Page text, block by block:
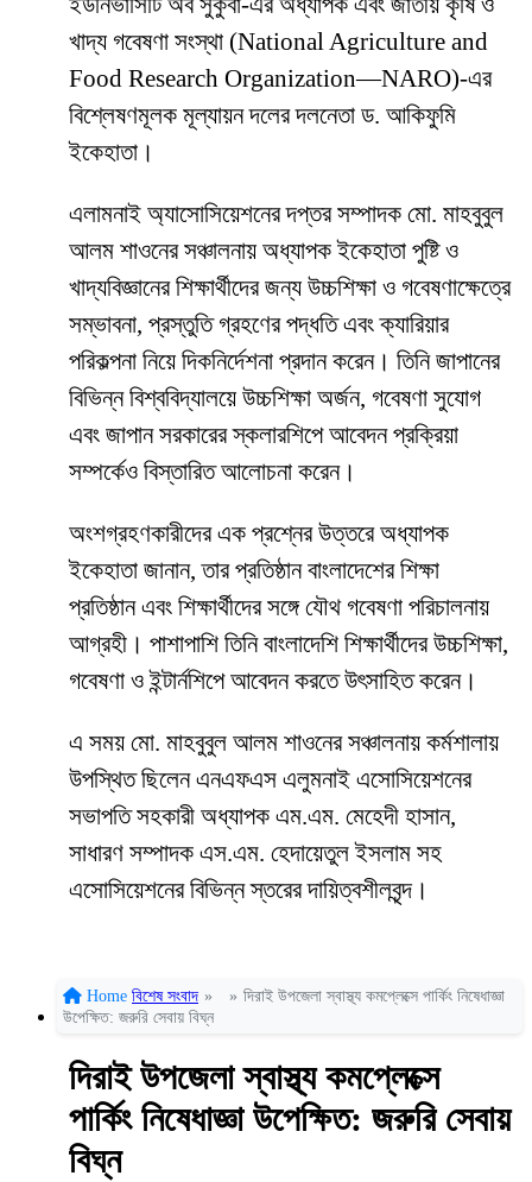
খাদ্য গবেষণা সংস্থা (National Agriculture and
Food Research Organization—NARO)-এর
বিশ্লেষণমূলক মূল্যায়ন দলের দলনেতা ড. আকিফুমি
ইকেহাতা।
এলামনাই অ্যাসোসিয়েশনের দপ্তর সম্পাদক মো. মাহবুবুল
আলম শাওনের সঞ্চালনায় অধ্যাপক ইকেহাতা পুষ্টি ও
খাদ্যবিজ্ঞানের শিক্ষার্থীদের জন্য উচ্চশিক্ষা ও গবেষণাক্ষেত্রে
সম্ভাবনা, প্রস্তুতি গ্রহণের পদ্ধতি এবং ক্যারিয়ার
পরিকল্পনা নিয়ে দিকনির্দেশনা প্রদান করেন। তিনি জাপানের
বিভিন্ন বিশ্ববিদ্যালয়ে উচ্চশিক্ষা অর্জন, গবেষণা সুযোগ
এবং জাপান সরকারের স্কলারশিপে আবেদন প্রক্রিয়া
সম্পর্কেও বিস্তারিত আলোচনা করেন।
অংশগ্রহণকারীদের এক প্রশ্নের উত্তরে অধ্যাপক
ইকেহাতা জানান, তার প্রতিষ্ঠান বাংলাদেশের শিক্ষা
প্রতিষ্ঠান এবং শিক্ষার্থীদের সঙ্গে যৌথ গবেষণা পরিচালনায়
আগ্রহী। পাশাপাশি তিনি বাংলাদেশি শিক্ষার্থীদের উচ্চশিক্ষা,
গবেষণা ও ইন্টার্নশিপে আবেদন করতে উৎসাহিত করেন।
এ সময় মো. মাহবুবুল আলম শাওনের সঞ্চালনায় কর্মশালায়
উপস্থিত ছিলেন এনএফএস এলুমনাই এসোসিয়েশনের
সভাপতি সহকারী অধ্যাপক এম.এম. মেহেদী হাসান,
সাধারণ সম্পাদক এস.এম. হেদায়েতুল ইসলাম সহ
এসোসিয়েশনের বিভিন্ন স্তরের দায়িত্বশীলবৃন্দ।
Home বিশেষ সংবাদ » » দিরাই উপজেলা স্বাস্থ্য কমপ্লেক্সে পার্কিং নিষেধাজ্ঞা
উপেক্ষিত: জরুরি সেবায় বিঘ্ন
দিরাই উপজেলা স্বাস্থ্য কমপ্লেক্সে
পার্কিং নিষেধাজ্ঞা উপেক্ষিত: জরুরি সেবায়
বিঘ্ন